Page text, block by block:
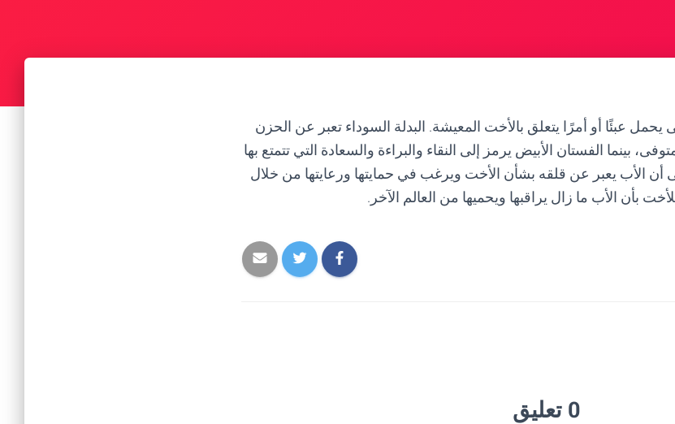
عبئًا أو أمرًا يتعلق بالأخت المعيشة. البدلة السوداء تعبر عن الحزن
بينما الفستان الأبيض يرمز إلى النقاء والبراءة والسعادة التي تتمتع بها
أن الأب يعبر عن قلقه بشأن الأخت ويرغب في حمايتها ورعايتها من خلال
بأن الأب ما زال يراقبها ويحميها من العالم الآخر.
0 تعليق